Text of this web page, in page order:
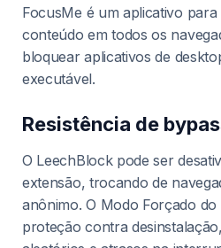
FocusMe é um aplicativo
conteúdo em todos os
bloquear aplicativos de
executável.
Resistência de
O LeechBlock pode ser
extensão, trocando de
anônimo. O Modo Forçado
proteção contra